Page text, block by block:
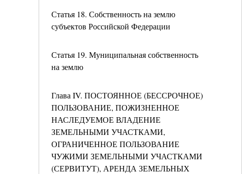
Статья 18. Собственность на землю
субъектов Российской Федерации
Статья 19. Муниципальная собственность
на землю
Глава IV. ПОСТОЯННОЕ (БЕССРОЧНОЕ)
ПОЛЬЗОВАНИЕ, ПОЖИЗНЕННОЕ
НАСЛЕДУЕМОЕ ВЛАДЕНИЕ
ЗЕМЕЛЬНЫМИ УЧАСТКАМИ,
ОГРАНИЧЕННОЕ ПОЛЬЗОВАНИЕ
ЧУЖИМИ ЗЕМЕЛЬНЫМИ УЧАСТКАМИ
(СЕРВИТУТ), АРЕНДА ЗЕМЕЛЬНЫХ